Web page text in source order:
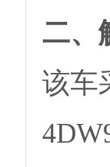
二、
该车